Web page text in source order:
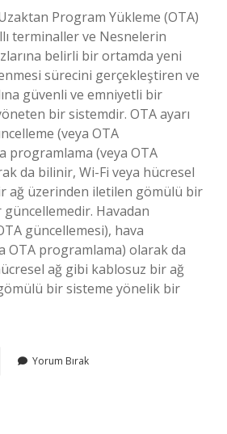
Program Yükleme (OTA)
terminaller ve Nesnelerin
belirli bir ortamda yeni
sürecini gerçekleştiren ve
güvenli ve emniyetli bir
bir sistemdir. OTA ayarı
(veya OTA
programlama (veya OTA
da bilinir, Wi-Fi veya hücresel
ağ üzerinden iletilen gömülü bir
Havadan
güncellemesi), hava
OTA programlama) olarak da
ağ gibi kablosuz bir ağ
bir sisteme yönelik bir
Yorum Bırak